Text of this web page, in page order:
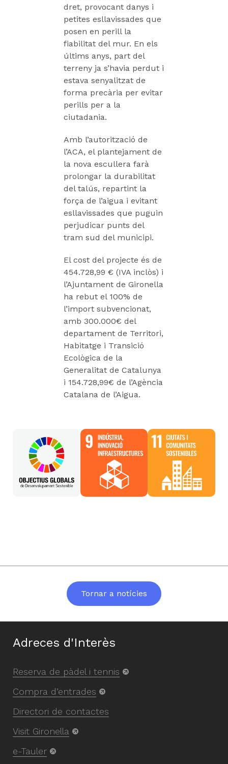
dret, provocant danys i
petites esllavissades que
posen en perill la
fiabilitat del mur. En els
últims anys, part del
terreny ja s’havia perdut i
estava senyalitzat de
forma precària per evitar
perills per a la
ciutadania.
Amb l’autorització de
l’ACA, el plantejament de
la nova escullera farà
prolongar la durabilitat
del talús, repartint la
força de l’aigua i evitant
esllavissades que puguin
perjudicar punts del
tram sud del municipi.
El cost del projecte és de
454.728,99 € (IVA inclòs) i
l’Ajuntament de Gironella
ha rebut el 100% de
l’import subvencionat,
amb 300.000€ del
departament de Territori,
Habitatge i Transició
Ecològica de la
Generalitat de Catalunya
i 154.728,99€ de l’Agència
Catalana de l’Aigua.
Tornar a notícies
Adreces d'Interès
Reserva de pàdel i tennis
Compra d’entrades
Directori de contactes
Visit Gironella
e-Tauler